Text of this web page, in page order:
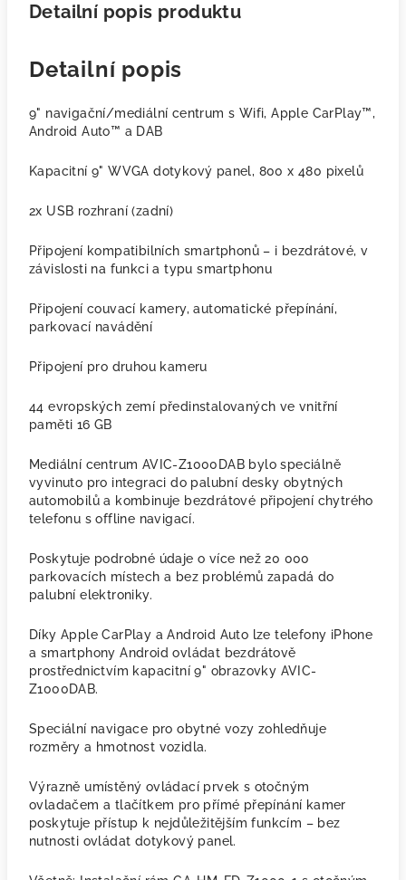
Detailní popis produktu
Detailní popis
9" navigační/mediální centrum s Wifi, Apple CarPlay™,
Android Auto™ a DAB
Kapacitní 9" WVGA dotykový panel, 800 x 480 pixelů
2x USB rozhraní (zadní)
Připojení kompatibilních smartphonů – i bezdrátové, v
závislosti na funkci a typu smartphonu
Připojení couvací kamery, automatické přepínání,
parkovací navádění
Připojení pro druhou kameru
44 evropských zemí předinstalovaných ve vnitřní
paměti 16 GB
Mediální centrum AVIC-Z1000DAB bylo speciálně
vyvinuto pro integraci do palubní desky obytných
automobilů a kombinuje bezdrátové připojení chytrého
telefonu s offline navigací.
Poskytuje podrobné údaje o více než 20 000
parkovacích místech a bez problémů zapadá do
palubní elektroniky.
Díky Apple CarPlay a Android Auto lze telefony iPhone
a smartphony Android ovládat bezdrátově
prostřednictvím kapacitní 9" obrazovky AVIC-
Z1000DAB.
Speciální navigace pro obytné vozy zohledňuje
rozměry a hmotnost vozidla.
Výrazně umístěný ovládací prvek s otočným
ovladačem a tlačítkem pro přímé přepínání kamer
poskytuje přístup k nejdůležitějším funkcím – bez
nutnosti ovládat dotykový panel.